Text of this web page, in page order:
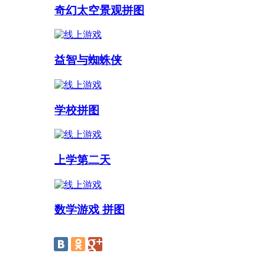
奇幻太空景观拼图
益智与蜘蛛侠
学校拼图
上学第二天
数学游戏 拼图